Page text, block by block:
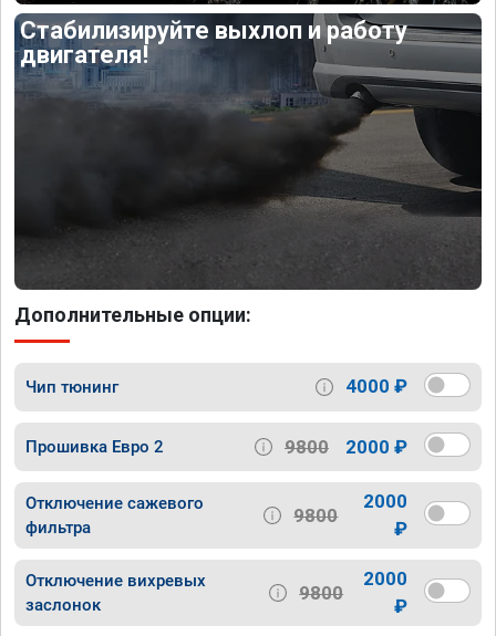
Стабилизируйте выхлоп и работу
двигателя!
Дополнительные опции:
Чип тюнинг 4000 ₽
Прошивка Евро 2 9800 2000 ₽
Отключение сажевого
фильтра
9800
2000
₽
Отключение вихревых
заслонок
9800
2000
₽